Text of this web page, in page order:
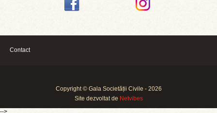
Contact
Copyright © Gala Societății Civile - 2026
Site dezvoltat de Netvibes
-->